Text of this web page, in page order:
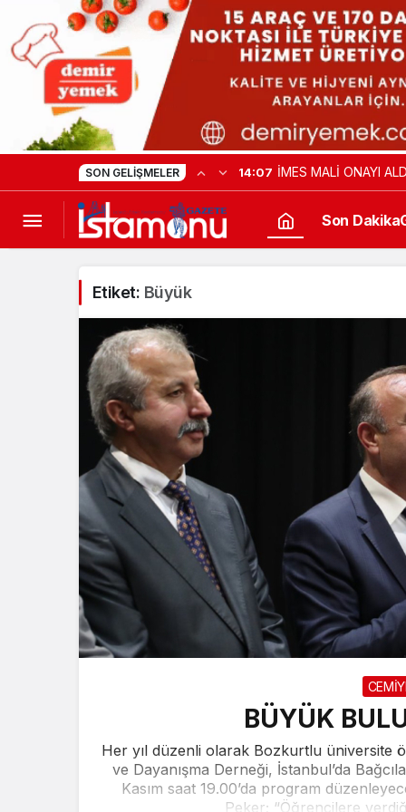
SON GELIŞMELER 14:07 İMES MALİ ONAYI
Son Dakika
Etiket: Büyük
BÜYÜK
Her yıl düzenli olarak Bozkurtlu üniversite
ve Dayanışma Derneği, İstanbul’da
Kasım saat 19.00’da program
Peker; “Öğrencilere